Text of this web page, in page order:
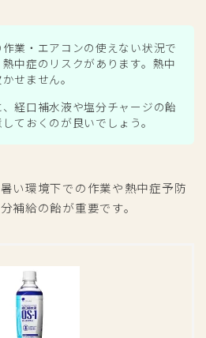
業・エアコンの使えない状況で
中症のリスクがあります。熱中
せません。
経口補水液や塩分チャージの飴
ておくのが良いでしょう。
い環境下での作業や熱中症予防
補給の飴が重要です。